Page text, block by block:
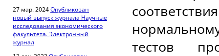
27 мар. 2024Опубликован
новый выпуск журнала Научные
исследования экономического
факультета. Электронный
журнал
тестов